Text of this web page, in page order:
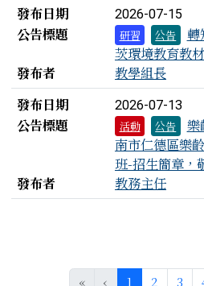
發布日期
2026-07-15
公告標題 研習 公告
轉
茨環境教育教
發布者
教學組長
發布日期
2026-07-13
公告標題 活動 公告
樂
南市仁德區樂
班-招生簡章，
發布者
教務主任
« ‹ 1 (目前頁次)
2 3